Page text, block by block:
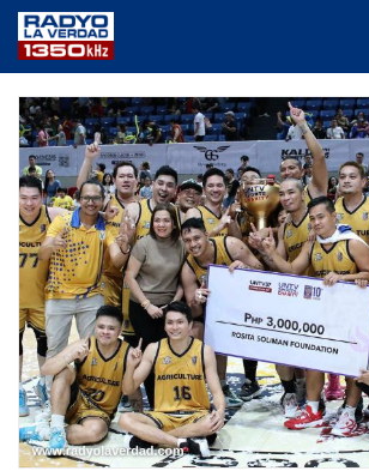
NEWS
PUBLIC SERVICE
ANNOUNCEMENTS
PROGRAMS
ABOUT
CONTACT US